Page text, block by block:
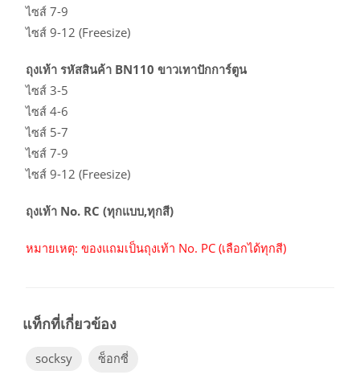
ไซส์ 7-9
ไซส์ 9-12 (Freesize)
ถุงเท้า รหัสสินค้า BN110 ขาวเทาปักการ์ตูน
ไซส์ 3-5
ไซส์ 4-6
ไซส์ 5-7
ไซส์ 7-9
ไซส์ 9-12 (Freesize)
ถุงเท้า No. RC (ทุกแบบ,ทุกสี)
หมายเหตุ: ของแถมเป็นถุงเท้า No. PC (เลือกได้ทุกสี)
socksy ซ็อกซี่